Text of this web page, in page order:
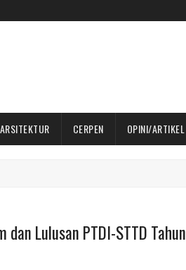
ARSITEKTUR CERPEN OPINI/ARTIKEL
Lulusan PTDI-STTD Tahun